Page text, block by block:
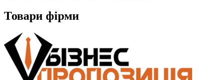
Товари фірми